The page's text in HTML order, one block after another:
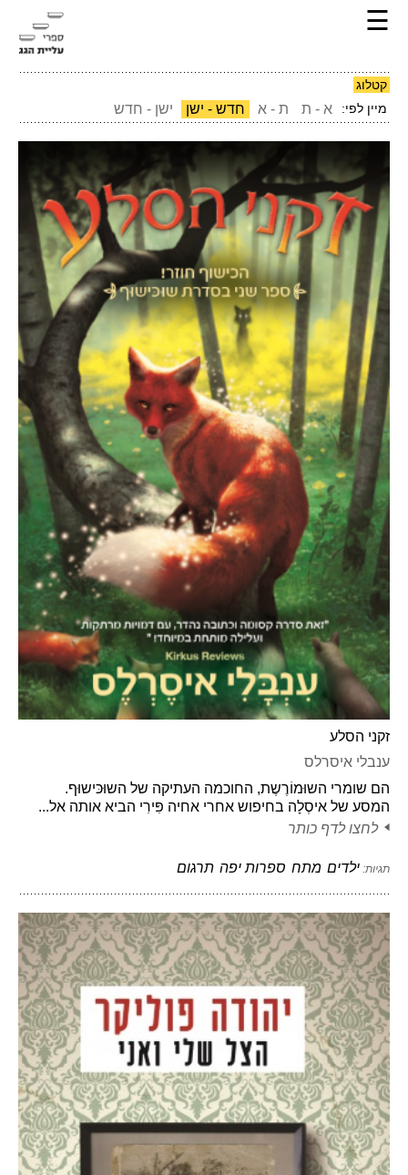
☰
קטלוג
מיין לפי:
א - ת ת - א חדש - ישן ישן - חדש
זקני הסלע
ענבלי איסרלס
הם שומרי השוּמוֹרֶשֶת, החוכמה העתיקה של השוּכּישוּף.
המסע של איסְלָה בחיפוש אחרי אחיה פִּירִי הביא אותה אל...
לחצו לדף כותר
תגיות: ילדים מתח ספרות יפה תרגום